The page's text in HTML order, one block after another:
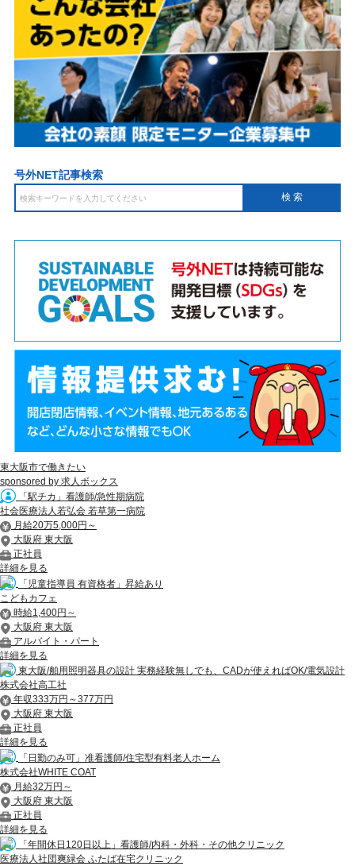
号外NET記事検索
東大阪市で働きたい
sponsored by 求人ボックス
「駅チカ」看護師/急性期病院
社会医療法人若弘会 若草第一病院
月給20万5,000円～
大阪府 東大阪
正社員
詳細を見る
「児童指導員 有資格者」昇給あり
こどもカフェ
時給1,400円～
大阪府 東大阪
アルバイト・パート
詳細を見る
東大阪/舶用照明器具の設計 実務経験無しでも、CADが使えればOK/電気設計
株式会社高工社
年収333万円～377万円
大阪府 東大阪
正社員
詳細を見る
「日勤のみ可」准看護師/住宅型有料老人ホーム
株式会社WHITE COAT
月給32万円～
大阪府 東大阪
正社員
詳細を見る
「年間休日120日以上」看護師/内科・外科・その他クリニック
医療法人社団爽緑会 ふたば在宅クリニック